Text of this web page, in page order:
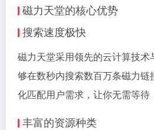
磁力天堂的核心优势
搜索速度极快
磁力天堂采用领先的云计算技
够在数秒内搜索数百万条磁力链
化匹配用户需求，让你无需等待
丰富的资源种类